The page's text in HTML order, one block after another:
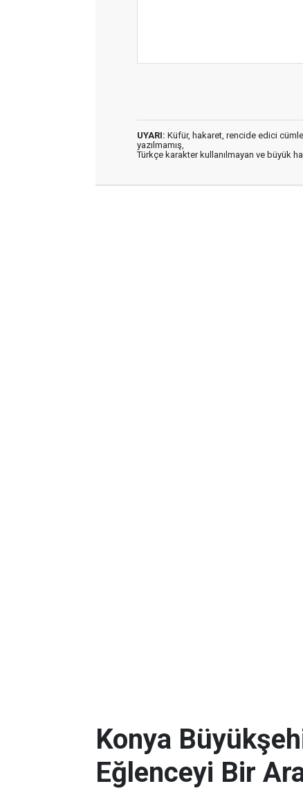
UYARI: Küfür, hakaret, rencide edici
yazılmamış,
Türkçe karakter kullanılmayan ve büyük
Konya
Eğlenceyi Bir